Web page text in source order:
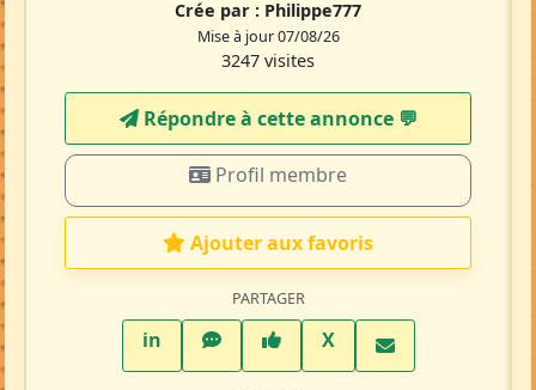
Crée par : Philippe777
Mise à jour 07/08/26
3247 visites
Répondre à cette annonce 💬​
Profil membre
Ajouter aux favoris
PARTAGER
inLinkedInWhatsAppFacebook
XTwitter X